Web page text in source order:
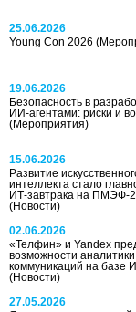
25.06.2026
Young Con 2026
19.06.2026
Безопасность в
ИИ‑агентами: риски и
(Мероприятия)
15.06.2026
Развитие
интеллекта стало
ИТ-завтрака на ПМЭФ-
(Новости)
02.06.2026
«Телфин» и Yandex
возможности аналитики
коммуникаций на базе
(Новости)
27.05.2026